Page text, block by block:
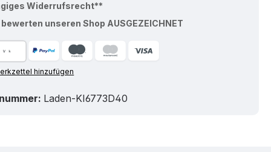
Widerrufsrecht**
bewerten unseren Shop AUSGEZEICHNET
hinzufügen
Laden-KI6773D40